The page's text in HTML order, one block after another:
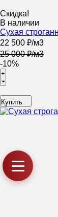
Скидка!
В наличии
Сухая
22 500 ₽/м3
25 000 ₽/м3
-10%
+
Купить